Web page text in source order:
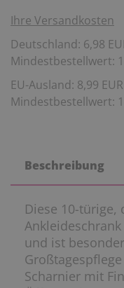
Ihre Versandkosten
Deutschland: 6,98
Mindestbestellwert:
EU-Ausland: 8,99
Mindestbestellwert:
Beschreibung
Diese 10-türige,
und ist
Scharnier mit